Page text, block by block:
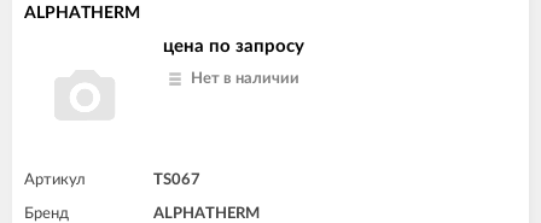
ALPHATHERM
цена по запросу
Нет в наличии
Артикул TS067
Бренд ALPHATHERM